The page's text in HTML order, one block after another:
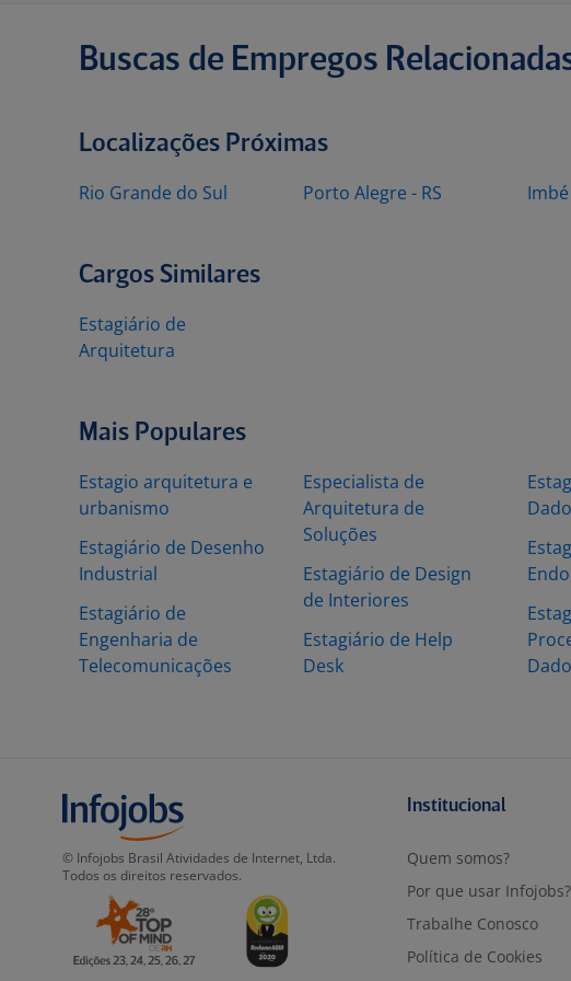
Buscas de Empregos
Localizações Próximas
Rio Grande do Sul Porto Alegre - RS Imbé
Cargos Similares
Estagiário de
Arquitetura
Mais Populares
Estagio arquitetura e
urbanismo
Estagiário de Desenho
Industrial
Estagiário de
Engenharia de
Telecomunicações
Especialista de
Arquitetura de
Soluções
Estagiário de Design
de Interiores
Estagiário de Help
Desk
© Infojobs Brasil Atividades de Internet, Ltda.
Todos os direitos reservados.
Institucional
Quem somos?
Por que usar Infojobs?
Trabalhe Conosco
Política de Cookies